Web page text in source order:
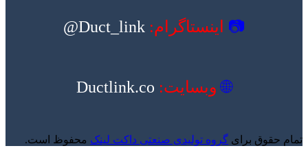
📷 اینستاگرام:
🌐 وبسایت:
تمام حقوق برای گروه تولیدی صنعتی داکت لینک محفوظ است.